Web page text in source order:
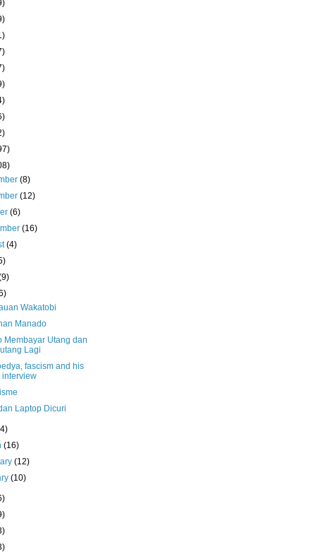
(8)
(12)
(6)
(16)
(4)
Wakatobi
Manado
Membayar Utang dan
Lagi
fascism and his
interview
Laptop Dicuri
(16)
(12)
(10)